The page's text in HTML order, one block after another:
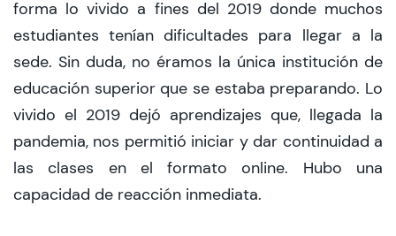
forma lo vivido a fines del 2019 donde muchos
estudiantes tenían dificultades para llegar a la
sede. Sin duda, no éramos la única institución de
educación superior que se estaba preparando. Lo
vivido el 2019 dejó aprendizajes que, llegada la
pandemia, nos permitió iniciar y dar continuidad a
las clases en el formato online. Hubo una
capacidad de reacción inmediata.